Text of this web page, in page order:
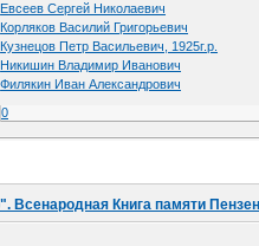
Евсеев Сергей Николаевич
Корляков Василий Григорьевич
Кузнецов Петр Васильевич, 1925г.р.
Никишин Владимир Иванович
Филякин Иван Александрович
0
Всенародная Книга памяти